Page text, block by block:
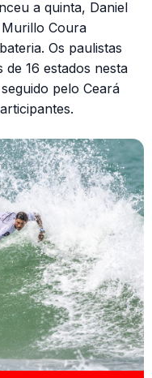
a quinta, Daniel
Coura
Os paulistas
16 estados nesta
pelo Ceará